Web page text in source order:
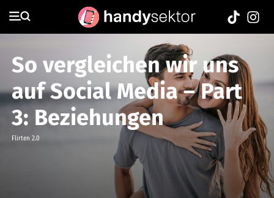
So vergleichen wir uns
auf Social Media – Part
3: Beziehungen
Flirten 2.0